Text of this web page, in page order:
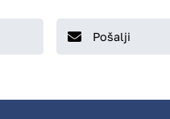
Pošalji